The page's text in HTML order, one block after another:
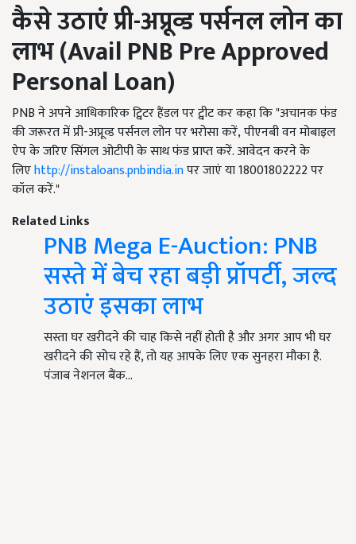
कैसे उठाएं प्री-अप्रूव्ड पर्सनल लोन का
लाभ(Avail PNB Pre Approved
Personal Loan)
PNBने अपने आधिकारिक ट्विटर हैंडल पर ट्वीट कर कहा कि "अचानक फंड
की जरूरत में प्री-अप्रूव्ड पर्सनल लोन पर भरोसा करें,पीएनबी वन मोबाइल
ऐप के जरिए सिंगल ओटीपी के साथ फंड प्राप्त करें. आवेदन करने के
लिएhttp://instaloans.pnbindia.inपर जाएं या18001802222पर
कॉल करें."
Related Links
PNB Mega E-Auction: PNB
सस्ते में बेच रहा बड़ी प्रॉपर्टी, जल्द
उठाएं इसका लाभ
सस्ता घर खरीदने की चाह किसे नहीं होती है और अगर आप भी घर
खरीदने की सोच रहे हैं, तो यह आपके लिए एक सुनहरा मौका है.
पंजाब नेशनल बैंक…